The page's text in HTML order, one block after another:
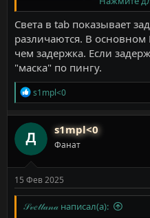
Света в tab показывает
различаются. В
чем задержка. Если
"маска" по пингу.
Р
е
а
к
ц
и
и
s1mpl<0
s1mpl<0
Фанат
15 Фев 2025
𝒮𝓋𝑒𝓉𝓁𝒶𝓃𝒶 написал(а):